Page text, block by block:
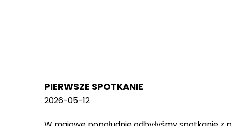
PIERWSZE SPOTKANIE
2026-05-12